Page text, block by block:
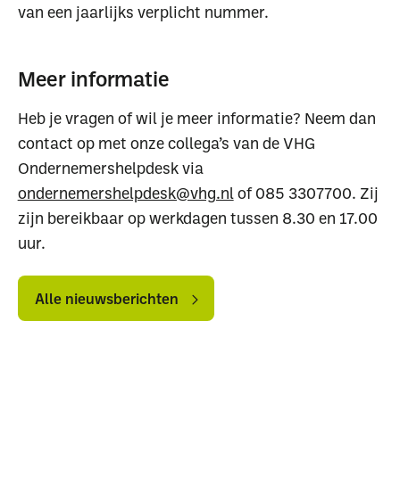
zoek?
Uitgelichte pagina’s
Alle downloads Alle thema's
van een jaarlijks verplicht nummer.
Meer informatie
Heb je vragen of wil je meer informatie? Neem dan
contact op met onze collega’s van de VHG
Ondernemershelpdesk via
ondernemershelpdesk@vhg.nl of 085 3307700. Zij
zijn bereikbaar op werkdagen tussen 8.30 en 17.00
uur.
nieuwsberichten
nieuwsberichten
Alle nieuwsberichten